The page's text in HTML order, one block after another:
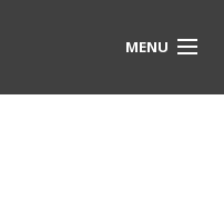
MENU